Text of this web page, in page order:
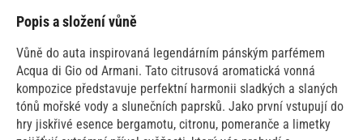
Popis a složení vůně
Vůně do auta inspirovaná legendárním pánským parfémem
Acqua di Gio od Armani. Tato citrusová aromatická vonná
kompozice představuje perfektní harmonii sladkých a slaných
tónů mořské vody a slunečních paprsků. Jako první vstupují do
hry jiskřivé esence bergamotu, citronu, pomeranče a limetky